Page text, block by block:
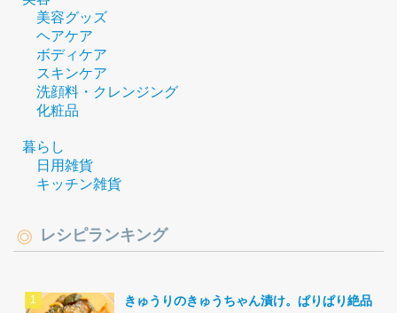
美容グッズ
ヘアケア
ボディケア
スキンケア
洗顔料・クレンジング
化粧品
暮らし
日用雑貨
キッチン雑貨
レシピランキング
きゅうりのきゅうちゃん漬け。ぱりぱり絶品。